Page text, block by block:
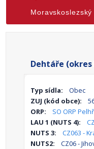
Moravskoslezský
Dehtáře
Typ sídla:
Obec
ZUJ (kód obce):
ORP:
SO ORP
LAU 1 (NUTS 4):
NUTS 3:
CZ063 -
NUTS2:
CZ06 -